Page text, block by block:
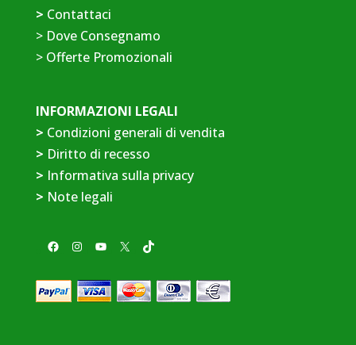
> Contattaci
> Dove Consegnamo
>Offerte Promozionali
INFORMAZIONI LEGALI
> Condizioni generali di vendita
> Diritto di recesso
> Informativa sulla privacy
> Note legali
Facebook
Instagram
YouTube
X TikTok